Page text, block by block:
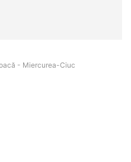
- Miercurea-Ciuc